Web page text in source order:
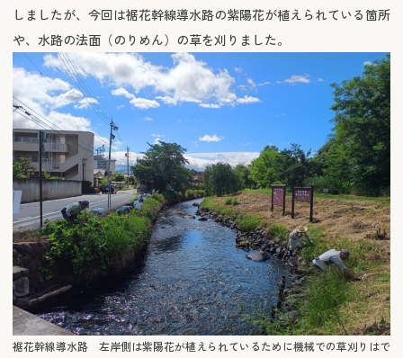
しましたが、今回は裾花幹線導水路の紫陽花が植えられている箇所
や、水路の法面（のりめん）の草を刈りました。
裾花幹線導水路 左岸側は紫陽花が植えられているために機械での草刈りはで